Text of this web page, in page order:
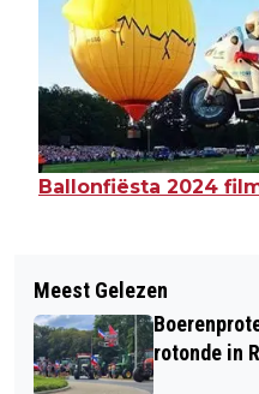
Ballonfiësta 2024
Meest Gelezen
rotonde in